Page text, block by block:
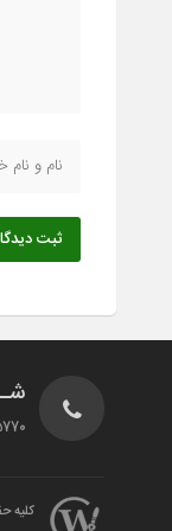
ثبت
-021
کلیه